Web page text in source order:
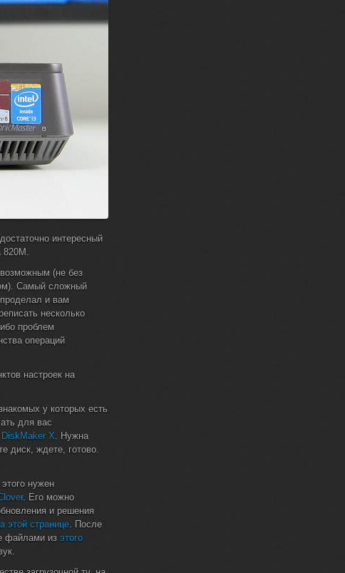
интересный
(не без
Самый сложный
и вам
несколько
проблем
операций
настроек на
у которых есть
для вас
DiskMaker X . Нужна
диск, ждете, готово.
нужен
. Его можно
и решения
этой странице . После
файлами из этого